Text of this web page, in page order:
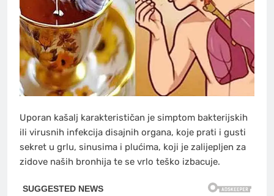
Uporan kašalj karakterističan je simptom bakterijskih
ili virusnih infekcija disajnih organa, koje prati i gusti
sekret u grlu, sinusima i plućima, koji je zalijepljen za
zidove naših bronhija te se vrlo teško izbacuje.